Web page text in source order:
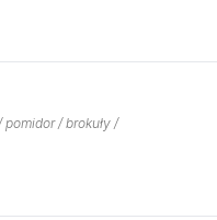
/ brokuły /